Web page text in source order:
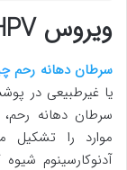
ویروس HPV و سرطان دهانه رحم
سرطان دهانه رحم
یا غیرطبیعی در
سرطان دهانه
موارد را تشکیل